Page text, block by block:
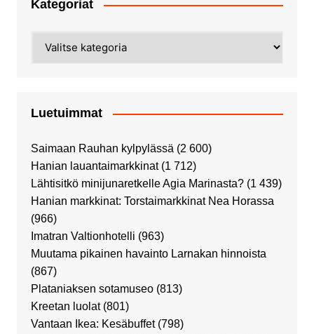
Kategoriat
Luetuimmat
Saimaan Rauhan kylpylässä (2 600)
Hanian lauantaimarkkinat (1 712)
Lähtisitkö minijunaretkelle Agia Marinasta? (1 439)
Hanian markkinat: Torstaimarkkinat Nea Horassa
(966)
Imatran Valtionhotelli (963)
Muutama pikainen havainto Larnakan hinnoista
(867)
Plataniaksen sotamuseo (813)
Kreetan luolat (801)
Vantaan Ikea: Kesäbuffet (798)